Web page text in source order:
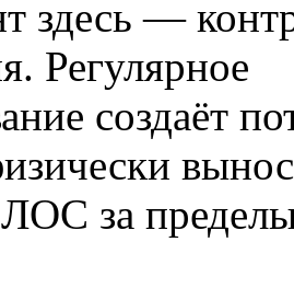
здесь —
Регулярное
создаёт
за